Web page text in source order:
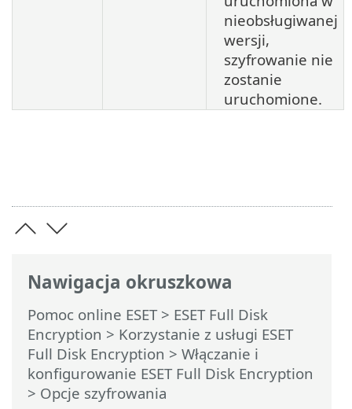
Nawigacja okruszkowa
Pomoc online ESET> ESET Full Disk
Encryption > Korzystanie z usługi ESET
Full Disk Encryption > Włączanie i
konfigurowanie ESET Full Disk Encryption
> Opcje szyfrowania
nieobsługiwanej
wersji,
szyfrowanie nie
zostanie
uruchomione.